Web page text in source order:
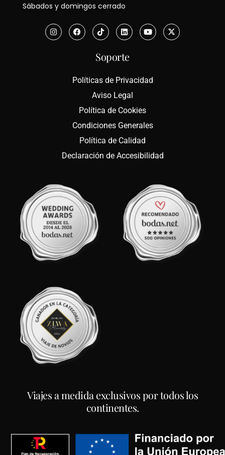
Sábados y domingos cerrado
Soporte
Políticas de Privacidad
Aviso Legal
Política de Cookies
Condiciones Generales
Política de Calidad
Declaración de Accesibilidad
Viajes a medida exclusivos por todos los
continentes.